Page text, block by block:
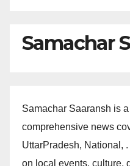
Samachar
Samachar Saaransh is
comprehensive news
UttarPradesh, National,
on local events, culture,